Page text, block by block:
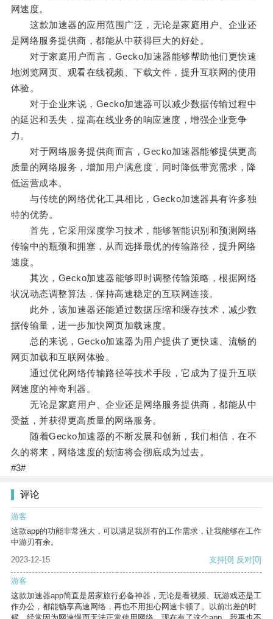
网速度。
这款加速器的应用范围广泛，无论是家庭用户、企业还
是网络服务提供商，都能从中获得巨大的好处。
对于家庭用户而言，Gecko加速器能够帮助他们更快速
地浏览网页、观看在线视频、下载文件，提升互联网的使用
体验。
对于企业来说，Gecko加速器可以减少数据传输过程中
的延迟和丢失，提高在线业务的响应速度，增强企业竞争
力。
对于网络服务提供商而言，Gecko加速器能够提供更高
质量的网络服务，增加用户满意度，同时降低带宽需求，降
低运营成本。
与传统的网络优化工具相比，Gecko加速器具有许多独
特的优势。
首先，它采用深度学习技术，能够智能识别和预测网络
传输中的瓶颈和拥塞，从而选择最优的传输路径，提升网络
速度。
其次，Gecko加速器能够即时调整传输策略，根据网络
状况动态调整算法，保持高速稳定的互联网连接。
此外，该加速器还能通过数据压缩和缓存技术，减少数
据传输量，进一步加快网页加载速度。
总的来说，Gecko加速器为用户提供了更快速、流畅的
网页加载和互联网体验。
通过优化网络传输路径等技术手段，它成为了提升互联
网速度的神奇利器。
无论是家庭用户、企业还是网络服务提供商，都能从中
受益，并获得更高质量的网络服务。
随着Gecko加速器的不断发展和创新，我们相信，在不
久的将来，网络速度的烦恼将会彻底成为过去。
#3#
评论
游客
这款app的功能非常强大，可以满足我所有的工作需求，让我能够在工作
中游刃有余。
2023-12-15
支持[0] 反对[0]
游客
这款加速器app简直是居家旅行必备神器，无论是看视频、玩游戏还是工
作办公，都能畅享高速网络，再也不用担心网速卡顿了。以前出差的时